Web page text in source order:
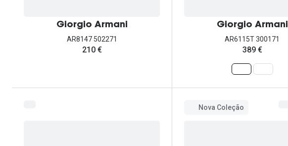
Giorgio Armani
AR8147 502271
210 €
Giorgio Armani
AR6115T 300171
389 €
Nova Coleção